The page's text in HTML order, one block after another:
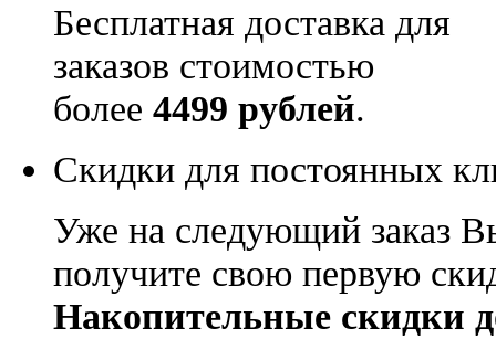
Бесплатная доставка для
заказов стоимостью
более 4499 рублей.
Скидки для постоянных
Уже на следующий заказ
получите свою первую
Накопительные скидки